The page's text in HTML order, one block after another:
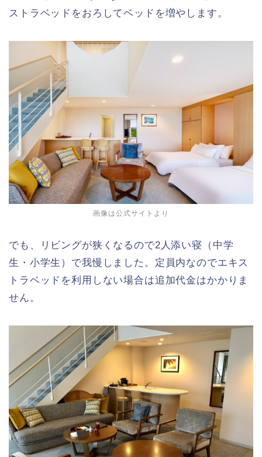
ストラベッドをおろしてベッドを増やします。
画像は公式サイトより
でも、リビングが狭くなるので2人添い寝（中学
生・小学生）で我慢しました。定員内なのでエキス
トラベッドを利用しない場合は追加代金はかかりま
せん。